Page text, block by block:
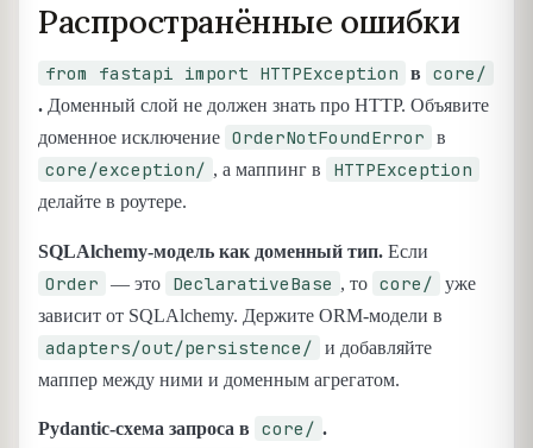
Распространённые ошибки
from fastapi import HTTPException в core/
. Доменный слой не должен знать про HTTP. Объявите
доменное исключение OrderNotFoundError в
core/exception/ , а маппинг в HTTPException
делайте в роутере.
SQLAlchemy-модель как доменный тип. Если
Order — это DeclarativeBase , то core/
уже
зависит от SQLAlchemy. Держите ORM-модели в
adapters/out/persistence/
и добавляйте
маппер между ними и доменным агрегатом.
Pydantic-схема запроса в core/ .